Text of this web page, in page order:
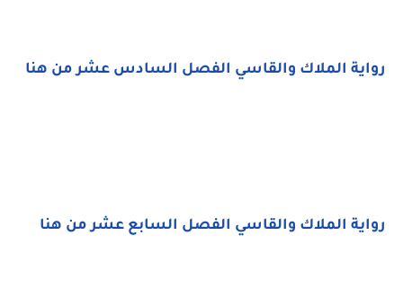
رواية الملاك والقاسي الفصل السادس عشر من هنا
رواية الملاك والقاسي الفصل السابع عشر من هنا